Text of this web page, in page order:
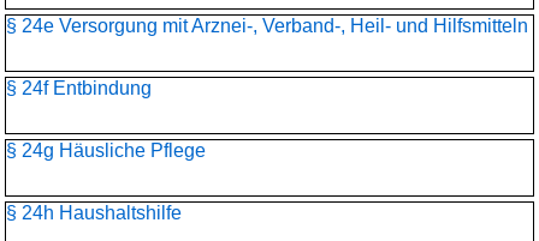
§ 24e Versorgung mit Arznei-, Verband-, Heil- und Hilfsmitteln
§ 24f Entbindung
§ 24g Häusliche Pflege
§ 24h Haushaltshilfe